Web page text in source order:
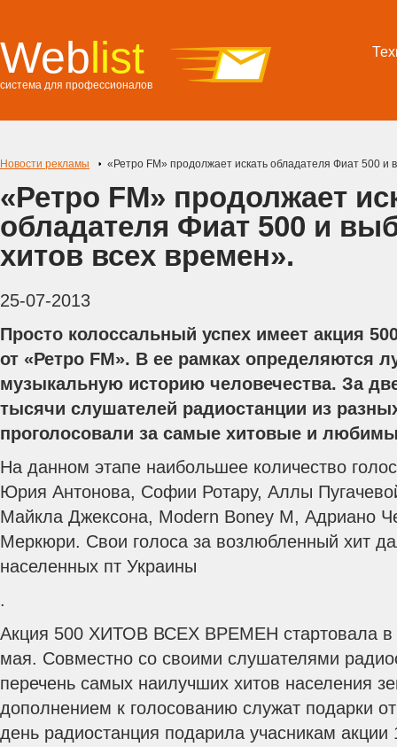
Weblist
система для профессионалов
Новости рекламы «Ретро FM» продолжает искать обладателя Фиат 500 и
«Ретро FM» продолжает
обладателя Фиат 500 и
хитов всех времен».
25-07-2013
Просто колоссальный успех имеет акция
от «Ретро FM». В ее рамках определяются
музыкальную историю человечества. За
тысячи слушателей радиостанции из
проголосовали за самые хитовые и
На данном этапе наибольшее количество
Юрия Антонова, Софии Ротару, Аллы
Майкла Джексона, Modern Boney M, Адриано
Меркюри. Свои голоса за возлюбленный хит
населенных пт Украины
.
Акция 500 ХИТОВ ВСЕХ ВРЕМЕН стартовала в
мая. Совместно со своими слушателями
перечень самых наилучших хитов населения
дополнением к голосованию служат подарки
день радиостанция подарила учасникам акции